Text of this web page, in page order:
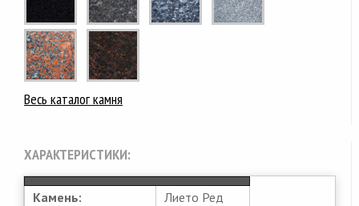
Весь каталог камня
ХАРАКТЕРИСТИКИ:
Камень:
Лието Ред